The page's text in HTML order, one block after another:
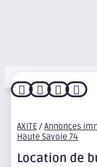
   
AXITE/Annonces
Haute Savoie 74
Location de